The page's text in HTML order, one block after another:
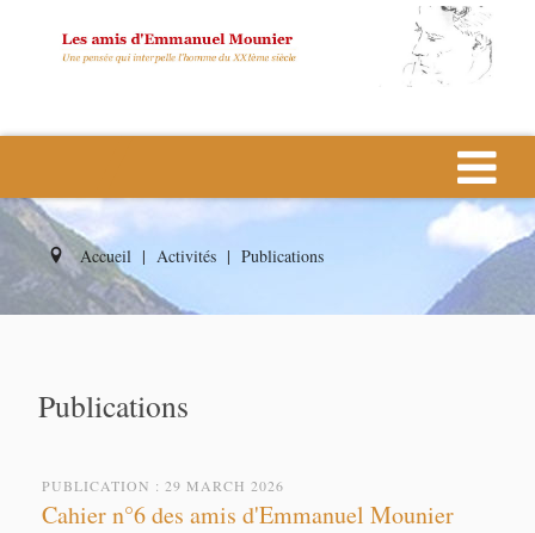
Accueil | Activités | Publications
Publications
PUBLICATION : 29 MARCH 2026
Cahier n°6 des amis d'Emmanuel Mounier